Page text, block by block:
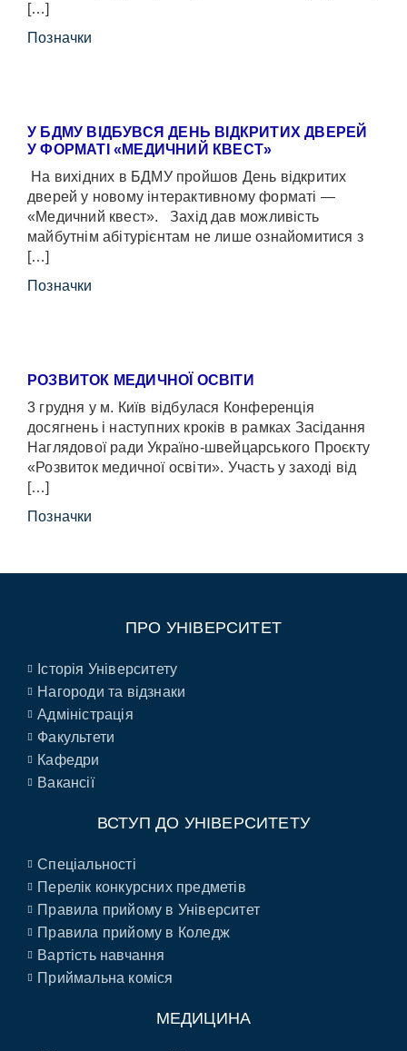
[…]
Позначки
У БДМУ ВІДБУВСЯ ДЕНЬ ВІДКРИТИХ ДВЕРЕЙ
У ФОРМАТІ «МЕДИЧНИЙ КВЕСТ»
На вихідних в БДМУ пройшов День відкритих
дверей у новому інтерактивному форматі —
«Медичний квест». Захід дав можливість
майбутнім абітурієнтам не лише ознайомитися з
[…]
Позначки
РОЗВИТОК МЕДИЧНОЇ ОСВІТИ
3 грудня у м. Київ відбулася Конференція
досягнень і наступних кроків в рамках Засідання
Наглядової ради Україно-швейцарського Проєкту
«Розвиток медичної освіти». Участь у заході від
[…]
Позначки
ПРО УНІВЕРСИТЕТ
Історія Університету
Нагороди та відзнаки
Адміністрація
Факультети
Кафедри
Вакансії
ВСТУП ДО УНІВЕРСИТЕТУ
Спеціальності
Перелік конкурсних предметів
Правила прийому в Університет
Правила прийому в Коледж
Вартість навчання
Приймальна коміся
МЕДИЦИНА